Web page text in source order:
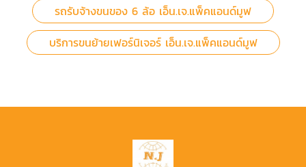
รถรับจ้างขนของ 6 ล้อ เอ็น.เจ.แพ็คแอนด์มูฟ
บริการขนย้ายเฟอร์นิเจอร์ เอ็น.เจ.แพ็คแอนด์มูฟ